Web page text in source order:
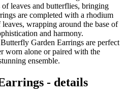
leaves and butterflies, bringing
are completed with a rhodium
wrapping around the base of
and harmony.
Garden Earrings are perfect
worn alone or paired with the
ensemble.
- details